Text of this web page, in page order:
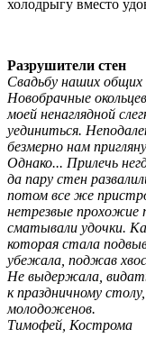
холодрыгу вместо
Разрушители стен
Свадьбу наших общих
Новобрачные
моей ненаглядной
уединиться.
безмерно нам
Однако... Прилечь
да пару стен
потом все же
нетрезвые прохожие
сматывали удочки.
которая стала
убежала, поджав
Не выдержала,
к праздничному
молодоженов.
Тимофей, Кострома